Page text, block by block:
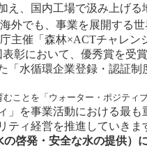
え、国内工場で汲み上げ
海外でも、事業を展開する
催「森林×ACTチャレン
彰において、優秀賞を
「水循環企業登録・認証
ことを「ウォーター・ポジティ
を事業活動における最
ィ経営を推進していきま
啓発・安全な水の提供）